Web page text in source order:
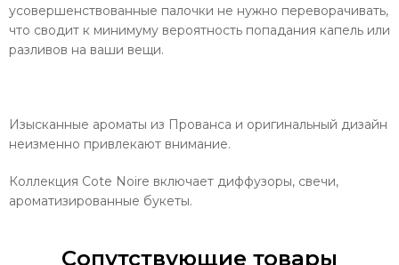
усовершенствованные палочки не нужно переворачивать,
что сводит к минимуму вероятность попадания капель или
разливов на ваши вещи.
Изысканные ароматы из Прованса и оригинальный дизайн
неизменно привлекают внимание.
Коллекция Cote Noire включает диффузоры, свечи,
ароматизированные букеты.
Сопутствующие товары